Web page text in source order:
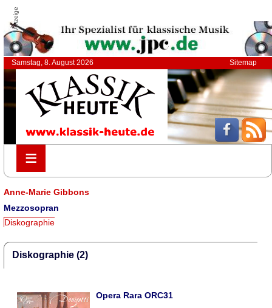
Anzeige
Samstag, 8. August 2026 Sitemap
≡
≡
Anne-Marie Gibbons
Mezzosopran
Diskographie
Diskographie (2)
Opera Rara ORC31